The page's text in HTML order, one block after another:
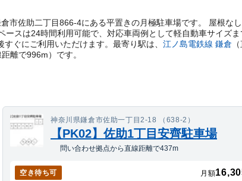
市佐助二丁目866-4にある平置きの月極駐車場です。 屋根な
スは24時間利用可能で、対応車両例として軽自動車サイズま
ぐにご利用いただけます。 最寄り駅は、 江ノ島電鉄線 鎌倉
距離で996m） です。
神奈川県鎌倉市佐助一丁目2-18 （638-2）
【PK02】佐助1丁目安齊駐車場
問い合わせ拠点から直線距離で437m
空き待ち可 月額